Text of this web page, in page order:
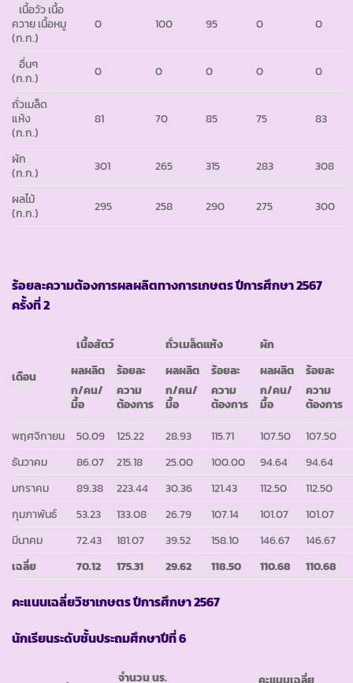
เนื้อวัว เนื้อ
ควาย เนื้อหมู
(ก.ก.)
0 100 95 0 0
อื่นๆ
(ก.ก.)
0 0 0 0
0
ถั่วเมล็ด
แห้ง
(ก.ก.)
81 70 85 75 83
ผัก
(ก.ก.)
301 265 315 283
308
ผลไม้
(ก.ก.)
295 258 290 275 300
ร้อยละความต้องการผลผลิตทางการเกษตร ปีการศึกษา2567
ครั้งที่ 2
เดือน
เนื้อสัตว์ ถั่วเมล็ดแห้ง
ผัก
ผลผลิต
ก/คน/
มื้อ
ร้อยละ
ความ
ต้องการ
ผลผลิต
ก/คน/
มื้อ
ร้อยละ
ความ
ต้องการ
ผลผลิต
ก/คน/
มื้อ
ร้อยละ
ความ
ต้องการ
พฤศจิกายน
50.09 125.22 28.93 115.71 107.50
107.50
ธันวาคม
86.07 215.18 25.00 100.00 94.64
94.64
มกราคม
89.38 223.44 30.36 121.43 112.50
112.50
กุมภาพันธ์
53.23 133.08 26.79 107.14 101.07
101.07
มีนาคม
72.43 181.07 39.52 158.10 146.67
146.67
เฉลี่ย
70.12 175.31 29.62 118.50 110.68 110.68
คะแนนเฉลี่ยวิชาเกษตร ปีการศึกษา2567
นักเรียนระดับชั้นประถมศึกษาปีที่ 6
จำนวน นร. คะแนนเฉลี่ย